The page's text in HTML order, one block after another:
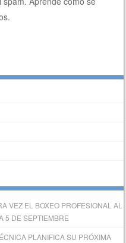
VEZ EL BOXEO PROFESIONAL AL
5 DE SEPTIEMBRE
PLANIFICA SU PRÓXIMA